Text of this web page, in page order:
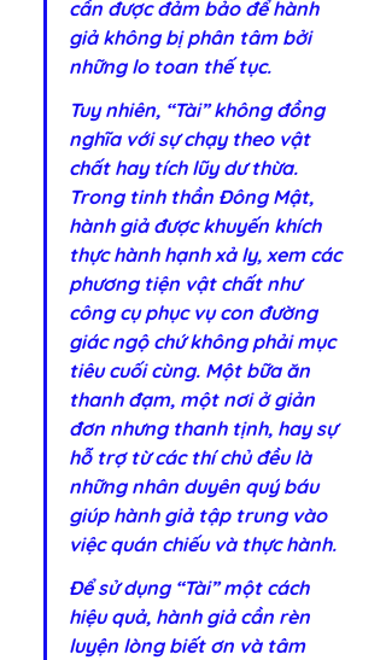
cần được đảm bảo để hành
giả không bị phân tâm bởi
những lo toan thế tục.
Tuy nhiên, “Tài” không đồng
nghĩa với sự chạy theo vật
chất hay tích lũy dư thừa.
Trong tinh thần Đông Mật,
hành giả được khuyến khích
thực hành hạnh xả ly, xem các
phương tiện vật chất như
công cụ phục vụ con đường
giác ngộ chứ không phải mục
tiêu cuối cùng. Một bữa ăn
thanh đạm, một nơi ở giản
đơn nhưng thanh tịnh, hay sự
hỗ trợ từ các thí chủ đều là
những nhân duyên quý báu
giúp hành giả tập trung vào
việc quán chiếu và thực hành.
Để sử dụng “Tài” một cách
hiệu quả, hành giả cần rèn
luyện lòng biết ơn và tâm